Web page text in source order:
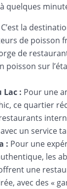
quelques
C’est la
de poisson
de
poisson sur
Lac : Pour une
ce quartier
un service
: Pour une
les
une
avec des «